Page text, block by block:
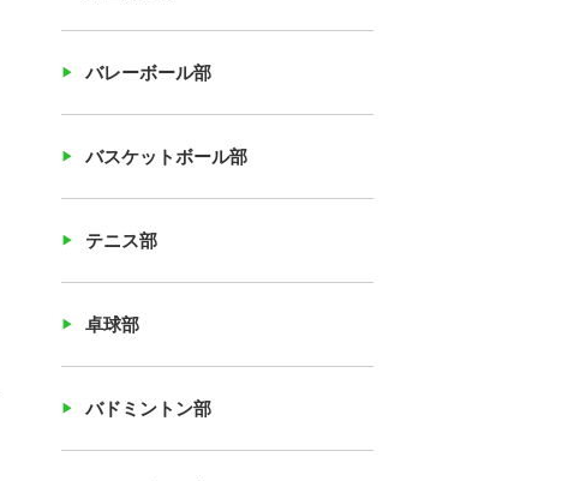
バレーボール部
バスケットボール部
テニス部
卓球部
バドミントン部